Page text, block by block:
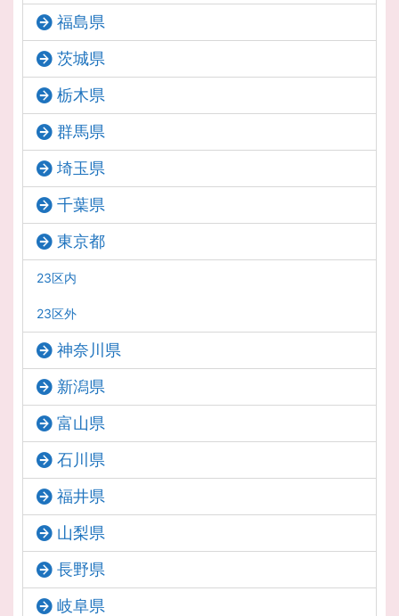
福島県
茨城県
栃木県
群馬県
埼玉県
千葉県
東京都
23区内
23区外
神奈川県
新潟県
富山県
石川県
福井県
山梨県
長野県
岐阜県